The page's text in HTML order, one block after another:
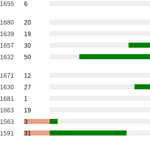
1655 6
1680
20
1639
19
1657
30
1632 50
1671
12
1630
27
1681
1
1663
19
1563
3
1591
31